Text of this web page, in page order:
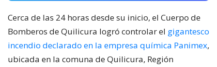
Cerca de las 24 horas desde su inicio, el Cuerpo de
Bomberos de Quilicura logró controlar el gigantesco
incendio declarado en la empresa química Panimex,
ubicada en la comuna de Quilicura, Región